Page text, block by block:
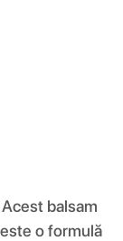
balsam
o formulă